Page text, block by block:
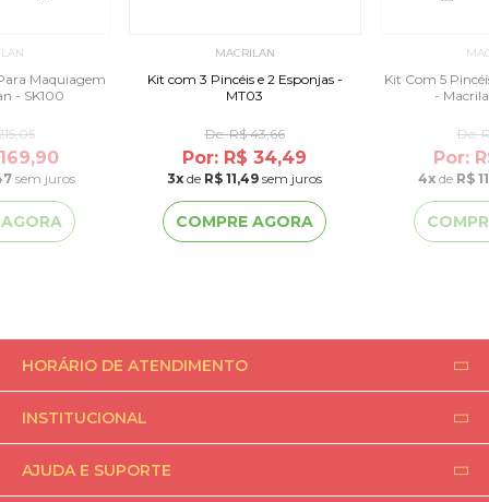
Maquiagem
- SK100
sem juros
MACRILAN
Kit com 3 Pincéis e 2 Esponjas -
MT03
De:R$ 43,66
Por: R$ 34,49
3x de R$ 11,49 sem juros
COMPRE AGORA
Kit Com 5
-
De:
Por:
4x de R$
HORÁRIO DE ATENDIMENTO
INSTITUCIONAL
AJUDA E SUPORTE